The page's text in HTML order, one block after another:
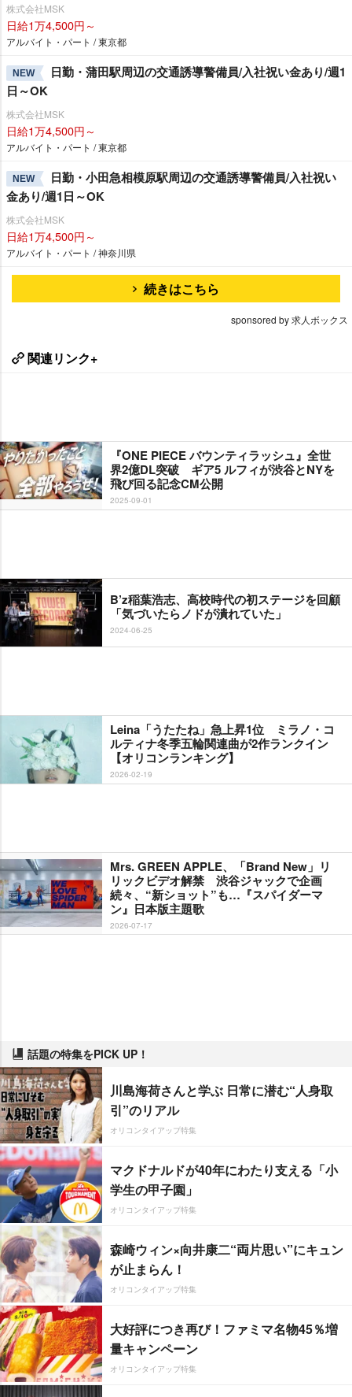
株式会社MSK
日給1万4,500円～
アルバイト・パート / 東京都
NEW
日勤・蒲田駅周辺の交通誘導警備員/入社祝い金あり/週1
日～OK
株式会社MSK
日給1万4,500円～
アルバイト・パート / 東京都
NEW
日勤・小田急相模原駅周辺の交通誘導警備員/入社祝い
金あり/週1日～OK
株式会社MSK
日給1万4,500円～
アルバイト・パート / 神奈川県
続きはこちら
sponsored by 求人ボックス
関連リンク+
『ONE PIECE バウンティラッシュ』全世
界2億DL突破 ギア5 ルフィが渋谷とNYを
飛び回る記念CM公開
2025-09-01
B’z稲葉浩志、高校時代の初ステージを回顧
「気づいたらノドが潰れていた」
2024-06-25
Leina「うたたね」急上昇1位 ミラノ・コ
ルティナ冬季五輪関連曲が2作ランクイン
【オリコンランキング】
2026-02-19
Mrs. GREEN APPLE、「Brand New」リ
リックビデオ解禁 渋谷ジャックで企画
続々、“新ショット”も…『スパイダーマ
ン』日本版主題歌
2026-07-17
話題の特集をPICK UP！
川島海荷さんと学ぶ 日常に潜む“人身取
引”のリアル
オリコンタイアップ特集
マクドナルドが40年にわたり支える「小
学生の甲子園」
オリコンタイアップ特集
森崎ウィン×向井康二“両片思い”にキュン
が止まらん！
オリコンタイアップ特集
大好評につき再び！ファミマ名物45％増
量キャンペーン
オリコンタイアップ特集